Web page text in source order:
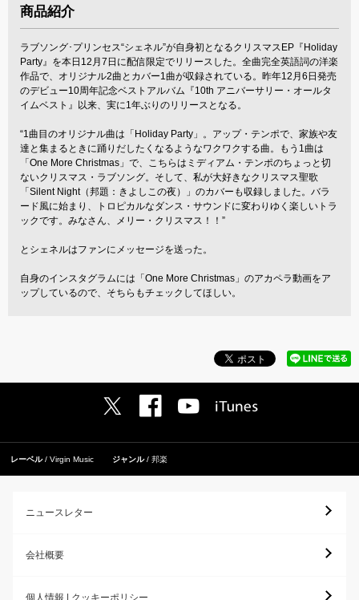
商品紹介
ラブソング･プリンセス“シェネル”が自身初となるクリスマスEP『Holiday
Party』を本日12月7日に配信限定でリリースした。全曲完全英語詞の洋楽
作品で、オリジナル2曲とカバー1曲が収録されている。昨年12月6日発売
のデビュー10周年記念ベストアルバム『10th アニバーサリー・オールタ
イムベスト』以来、実に1年ぶりのリリースとなる。
“1曲目のオリジナル曲は「Holiday Party」。アップ・テンポで、家族や友
達と集まるときに踊りだしたくなるようなワクワクする曲。もう1曲は
「One More Christmas」で、こちらはミディアム・テンポのちょっと切
ないクリスマス・ラブソング。そして、私が大好きなクリスマス聖歌
「Silent Night（邦題：きよしこの夜）」のカバーも収録しました。バラ
ード風に始まり、トロピカルなダンス・サウンドに変わりゆく楽しいトラ
ックです。みなさん、メリー・クリスマス！！”
とシェネルはファンにメッセージを送った。
自身のインスタグラムには「One More Christmas」のアカペラ動画をア
ップしているので、そちらもチェックしてほしい。
レーベル Virgin Music ジャンル 邦楽
ニュースレター
会社概要